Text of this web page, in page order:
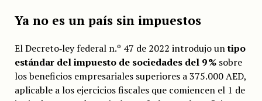
Ya no es un país sin impuestos
El Decreto‑ley federal n.º 47 de 2022 introdujo untipo
estándar del impuesto de sociedades del 9 %sobre
los beneficios empresariales superiores a 375.000 AED,
aplicable a los ejercicios fiscales que comiencen el 1 de